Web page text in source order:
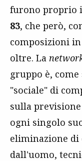
furono proprio
83, che però,
composizioni
oltre. La
gruppo è,
"sociale" di
sulla
ogni singolo
eliminazione di
dall'uomo,